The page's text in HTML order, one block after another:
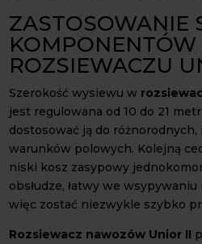
ZASTOSOWANIE
KOMPONENTÓW
ROZSIEWACZU
Szerokość wysiewu w
jest regulowana od 10 do 21
dostosować ją do
warunków polowych. Kolejną
niski kosz zasypowy
obsłudze, łatwy we
więc zostać niezwykle szybko
Rozsiewacz nawozów Unior II